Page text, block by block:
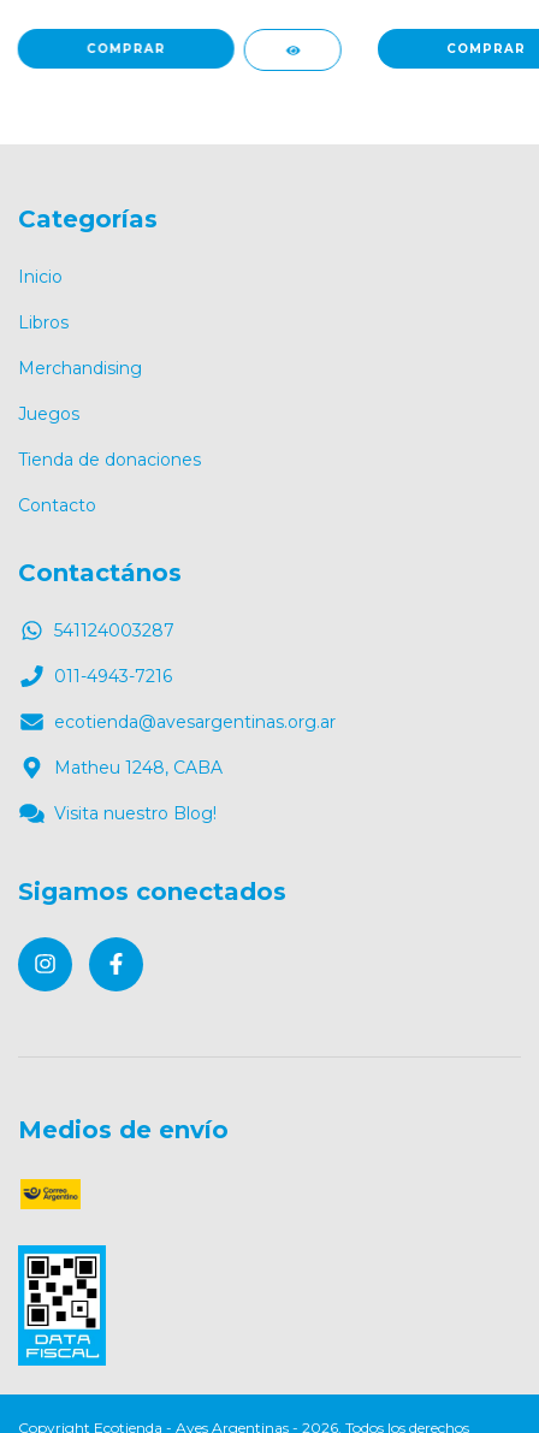
Categorías
Inicio
Libros
Merchandising
Juegos
Tienda de donaciones
Contacto
Contactános
541124003287
011-4943-7216
ecotienda@avesargentinas.org.ar
Matheu 1248, CABA
Visita nuestro Blog!
Sigamos conectados
Medios de envío
Copyright Ecotienda - Aves Argentinas - 2026. Todos los derechos